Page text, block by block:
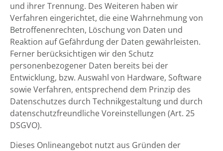
und ihrer Trennung. Des Weiteren haben wir
Verfahren eingerichtet, die eine Wahrnehmung von
Betroffenenrechten, Löschung von Daten und
Reaktion auf Gefährdung der Daten gewährleisten.
Ferner berücksichtigen wir den Schutz
personenbezogener Daten bereits bei der
Entwicklung, bzw. Auswahl von Hardware, Software
sowie Verfahren, entsprechend dem Prinzip des
Datenschutzes durch Technikgestaltung und durch
datenschutzfreundliche Voreinstellungen (Art. 25
DSGVO).
Dieses Onlineangebot nutzt aus Gründen der